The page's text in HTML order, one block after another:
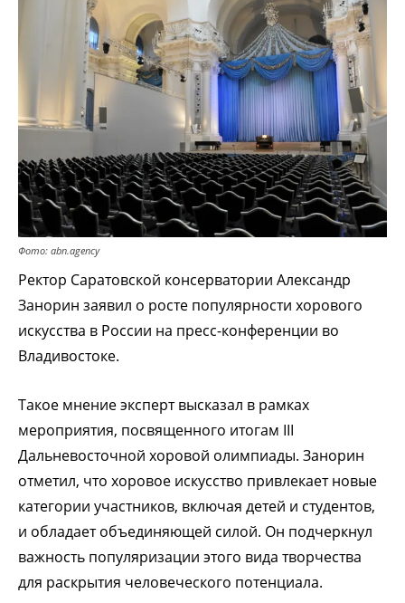
Фото: abn.agency
Ректор Саратовской консерватории Александр
Занорин заявил о росте популярности хорового
искусства в России на пресс-конференции во
Владивостоке.
Такое мнение эксперт высказал в рамках
мероприятия, посвященного итогам III
Дальневосточной хоровой олимпиады. Занорин
отметил, что хоровое искусство привлекает новые
категории участников, включая детей и студентов,
и обладает объединяющей силой. Он подчеркнул
важность популяризации этого вида творчества
для раскрытия человеческого потенциала.